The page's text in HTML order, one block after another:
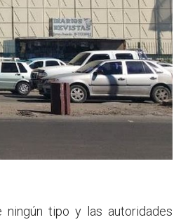
tipo y las autoridades